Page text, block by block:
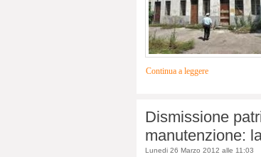
Continua a leggere
Dismissione
manutenzione:
Lunedi 26 Marzo 2012 alle 11:03